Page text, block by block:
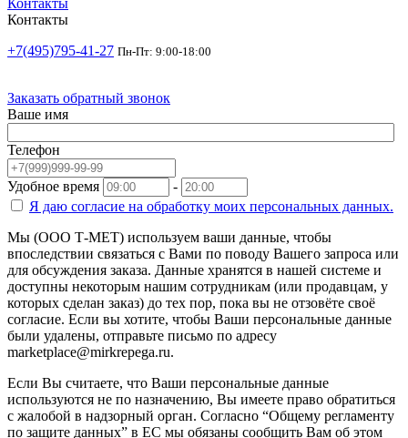
Контакты
+7(495)795-41-27 Пн-Пт: 9:00-18:00
Заказать обратный звонок
Ваше имя
Телефон
Удобное время
-
Я даю согласие на обработку моих персональных данных.
Мы (ООО Т-МЕТ) используем ваши данные, чтобы
впоследствии связаться с Вами по поводу Вашего запроса или
для обсуждения заказа. Данные хранятся в нашей системе и
доступны некоторым нашим сотрудникам (или продавцам, у
которых сделан заказ) до тех пор, пока вы не отзовёте своё
согласие. Если вы хотите, чтобы Ваши персональные данные
были удалены, отправьте письмо по адресу
marketplace@mirkrepega.ru.
Если Вы считаете, что Ваши персональные данные
используются не по назначению, Вы имеете право обратиться
с жалобой в надзорный орган. Согласно “Общему регламенту
по защите данных” в ЕС мы обязаны сообщить Вам об этом